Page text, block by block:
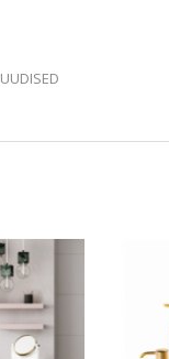
UUDISED